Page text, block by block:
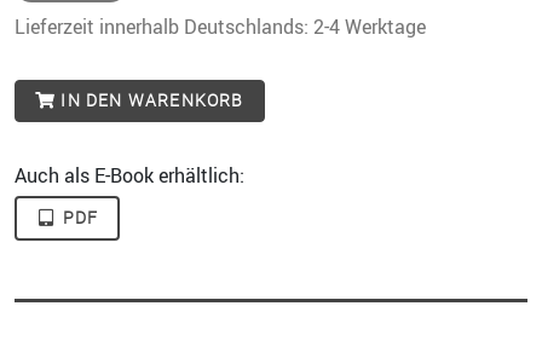
Lieferzeit innerhalb Deutschlands: 2-4 Werktage
IN DEN WARENKORB
Auch als E-Book erhältlich:
PDF